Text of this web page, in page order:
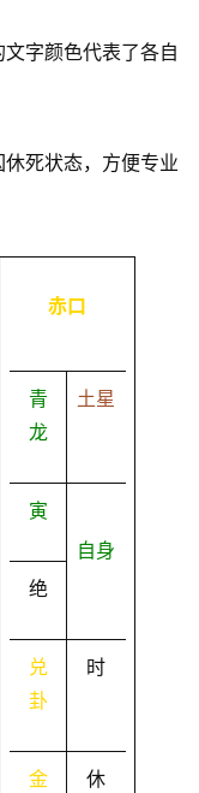
字颜色代表了各自
死状态，方便专业
赤口
青
龙
土星
寅
绝
自身
兑
卦
时
金 休